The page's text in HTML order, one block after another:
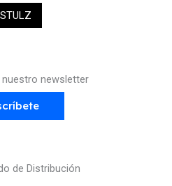
STULZ
newsletter
de Distribución